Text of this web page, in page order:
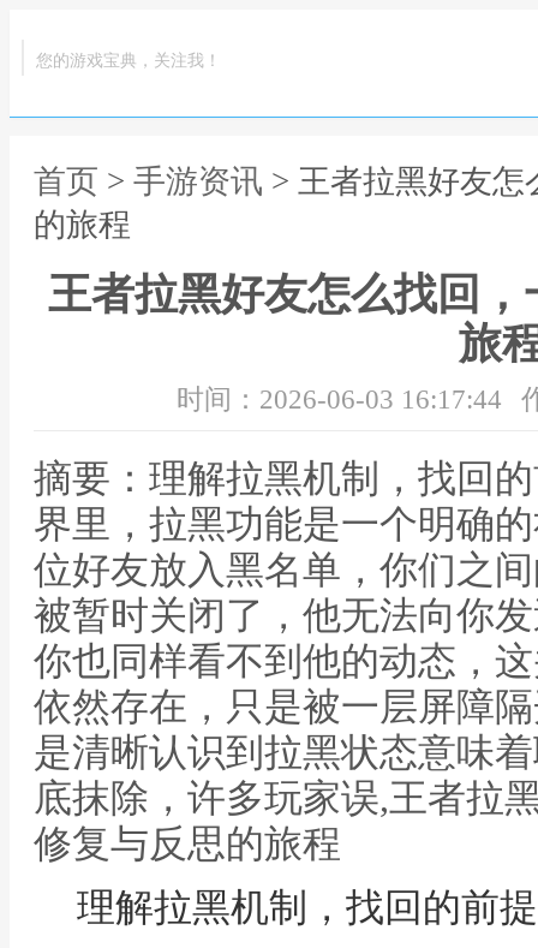
您的游戏宝典，关注我！
首页 > 手游资讯 > 王者拉黑好友
的旅程
王者拉黑好友怎么找回
旅
时间：2026-06-03 16:17:44
摘要：理解拉黑机制，找回
界里，拉黑功能是一个明确
位好友放入黑名单，你们之
被暂时关闭了，他无法向你
你也同样看不到他的动态，
依然存在，只是被一层屏障
是清晰认识到拉黑状态意味
底抹除，许多玩家误,王者拉
修复与反思的旅程
理解拉黑机制，找回的前